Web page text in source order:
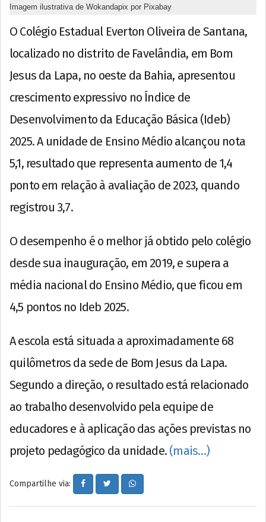
Imagem ilustrativa de Wokandapix por Pixabay
O Colégio Estadual Everton Oliveira de Santana,
localizado no distrito de Favelândia, em Bom
Jesus da Lapa, no oeste da Bahia, apresentou
crescimento expressivo no Índice de
Desenvolvimento da Educação Básica (Ideb)
2025. A unidade de Ensino Médio alcançou nota
5,1, resultado que representa aumento de 1,4
ponto em relação à avaliação de 2023, quando
registrou 3,7.
O desempenho é o melhor já obtido pelo colégio
desde sua inauguração, em 2019, e supera a
média nacional do Ensino Médio, que ficou em
4,5 pontos no Ideb 2025.
A escola está situada a aproximadamente 68
quilômetros da sede de Bom Jesus da Lapa.
Segundo a direção, o resultado está relacionado
ao trabalho desenvolvido pela equipe de
educadores e à aplicação das ações previstas no
projeto pedagógico da unidade. (mais…)
Compartilhe via: